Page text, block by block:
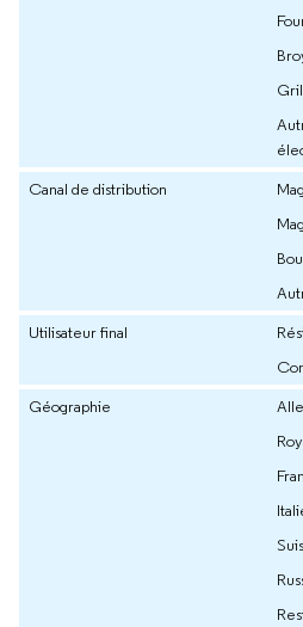
Canal de distribution
Utilisateur final
Géographie